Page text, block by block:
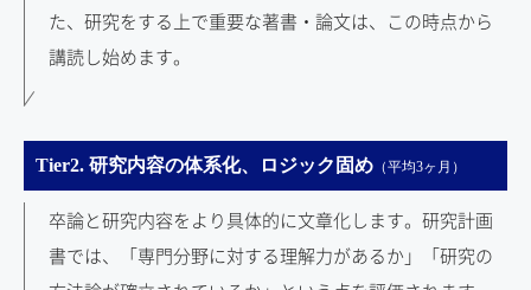
た、研究をする上で重要な著書・論文は、この時点から
講読し始めます。
Tier2. 研究内容の体系化、ロジック固め （平均3ヶ月）
卒論と研究内容をより具体的に文章化します。研究計画
書では、「専門分野に対する理解力があるか」「研究の